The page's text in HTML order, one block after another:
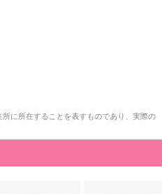
に所在することを表すものであり、実際の